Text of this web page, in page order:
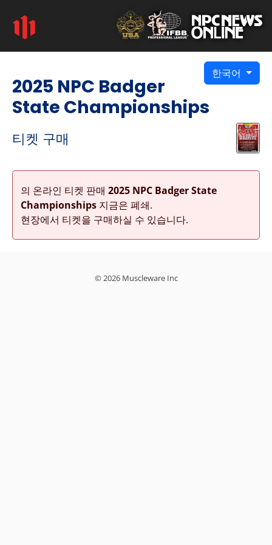
한국어
2025 NPC Badger
State Championships
티켓 구매
의 온라인 티켓 판매 2025 NPC Badger State
Championships지금은 폐쇄.
현장에서 티켓을 구매하실 수 있습니다.
© 2026 Muscleware Inc